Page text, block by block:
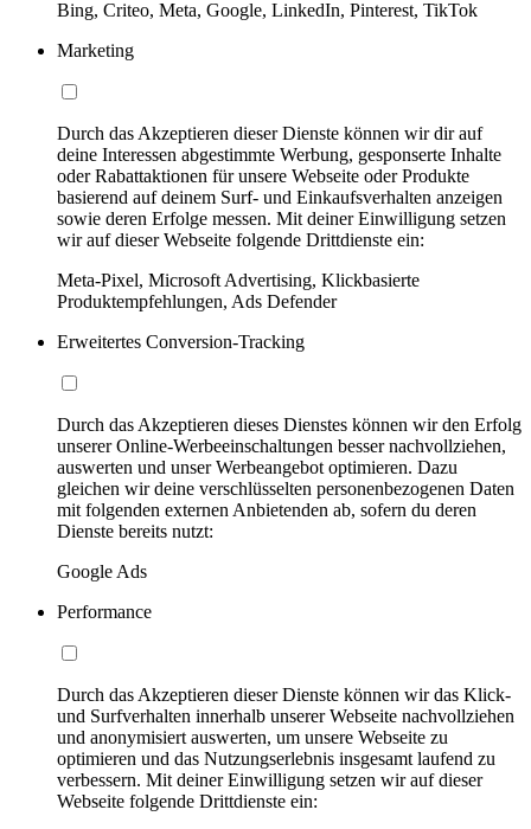
Bing, Criteo, Meta, Google, LinkedIn, Pinterest, TikTok
Marketing
Durch das Akzeptieren dieser Dienste können wir dir auf
deine Interessen abgestimmte Werbung, gesponserte Inhalte
oder Rabattaktionen für unsere Webseite oder Produkte
basierend auf deinem Surf- und Einkaufsverhalten anzeigen
sowie deren Erfolge messen. Mit deiner Einwilligung setzen
wir auf dieser Webseite folgende Drittdienste ein:
Meta-Pixel, Microsoft Advertising, Klickbasierte
Produktempfehlungen, Ads Defender
Erweitertes Conversion-Tracking
Durch das Akzeptieren dieses Dienstes können wir den Erfolg
unserer Online-Werbeeinschaltungen besser nachvollziehen,
auswerten und unser Werbeangebot optimieren. Dazu
gleichen wir deine verschlüsselten personenbezogenen Daten
mit folgenden externen Anbietenden ab, sofern du deren
Dienste bereits nutzt:
Google Ads
Performance
Durch das Akzeptieren dieser Dienste können wir das Klick-
und Surfverhalten innerhalb unserer Webseite nachvollziehen
und anonymisiert auswerten, um unsere Webseite zu
optimieren und das Nutzungserlebnis insgesamt laufend zu
verbessern. Mit deiner Einwilligung setzen wir auf dieser
Webseite folgende Drittdienste ein: